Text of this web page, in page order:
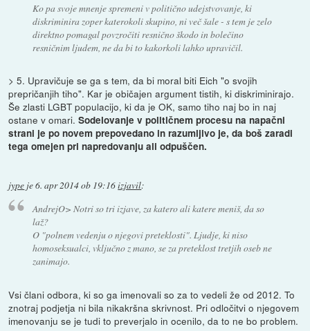
Ko pa svoje mnenje spremeni v politično udejstvovanje, ki
diskriminira zoper katerokoli skupino, ni več šale - s tem je zelo
direktno pomagal povzročiti resnično škodo in bolečino
resničnim ljudem, ne da bi to kakorkoli lahko upravičil.
> 5. Upravičuje se ga s tem, da bi moral biti Eich "o svojih
prepričanjih tiho". Kar je običajen argument tistih, ki diskriminirajo.
Še zlasti LGBT populacijo, ki da je OK, samo tiho naj bo in naj
ostane v omari.Sodelovanje v političnem procesu na napačni
strani je po novem prepovedano in razumljivo je, da boš zaradi
tega omejen pri napredovanju ali odpuščen.
jype je6. apr 2014 ob 19:16izjavil:
AndrejO> Notri so tri izjave, za katero ali katere meniš, da so
laž?
O "polnem vedenju o njegovi preteklosti". Ljudje, ki niso
homoseksualci, vključno z mano, se za preteklost tretjih oseb ne
zanimajo.
Vsi člani odbora, ki so ga imenovali so za to vedeli že od 2012. To
znotraj podjetja ni bila nikakršna skrivnost. Pri odločitvi o njegovem
imenovanju se je tudi to preverjalo in ocenilo, da to ne bo problem.